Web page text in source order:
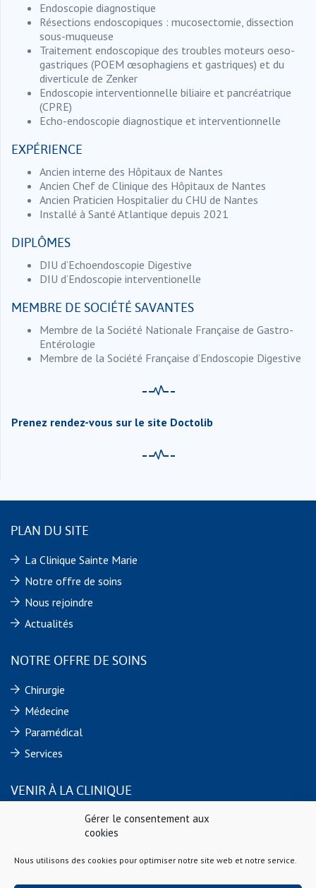
Gérer le consentement aux
cookies
Nous utilisons des cookies pour optimiser notre site web et notre service.
Endoscopie diagnostique
Résections endoscopiques : mucosectomie, dissection
sous-muqueuse
Traitement endoscopique des troubles moteurs oeso-
gastriques (POEM œsophagiens et gastriques) et du
diverticule de Zenker
Endoscopie interventionnelle biliaire et pancréatrique
(CPRE)
Echo-endoscopie diagnostique et interventionnelle
EXPÉRIENCE
Ancien interne des Hôpitaux de Nantes
Ancien Chef de Clinique des Hôpitaux de Nantes
Ancien Praticien Hospitalier du CHU de Nantes
Installé à Santé Atlantique depuis 2021
DIPLÔMES
DIU d’Echoendoscopie Digestive
DIU d’Endoscopie interventionelle
MEMBRE DE SOCIÉTÉ SAVANTES
Membre de la Société Nationale Française de Gastro-
Entérologie
Membre de la Société Française d’Endoscopie Digestive
Prenez rendez-vous sur le site Doctolib
PLAN DU SITE
La Clinique Sainte Marie
Notre offre de soins
Nous rejoindre
Actualités
NOTRE OFFRE DE SOINS
Chirurgie
Médecine
Paramédical
Services
VENIR À LA CLINIQUE
Clinique Sainte Marie
9 rue de Verdun
Téléphone : 02 40 55 88 88
Fax : 02 40 55 64 60